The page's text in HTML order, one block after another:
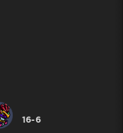
16-6